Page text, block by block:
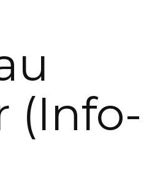
(Info-